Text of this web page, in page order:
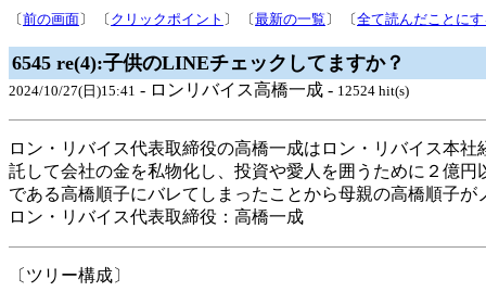
〔前の画面〕 〔 クリックポイント 〕 〔最新の一覧 〕 〔全て読んだことに
6545 re(4):子供のLINEチェックしてますか？
2024/10/27(日)15:41 - ロンリバイス高橋一成 - 12524 hit(s)
ロン・リバイス代表取締役の高橋一成はロン・リバイス本社
託して会社の金を私物化し、投資や愛人を囲うために２億
である高橋順子にバレてしまったことから母親の高橋順子が
ロン・リバイス代表取締役：高橋一成
〔ツリー構成〕